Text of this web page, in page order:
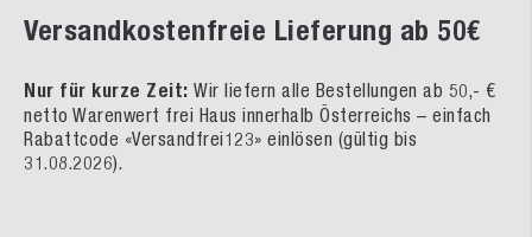
Versandkostenfreie Lieferung ab 50€
Nur für kurze Zeit: Wir liefern alle Bestellungen ab 50,- €
netto Warenwert frei Haus innerhalb Österreichs – einfach
Rabattcode «Versandfrei123» einlösen (gültig bis
31.08.2026).